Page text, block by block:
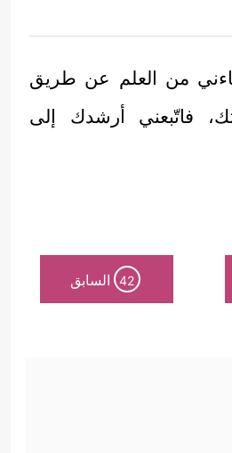
من العلم عن طريق
فاتّبعني أرشدك إلى
42 السابق